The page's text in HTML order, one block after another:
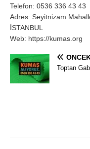
Telefon: 0536 336 43 43
Adres: Seyitnizam
İSTANBUL
Web: https://kumas.org
Toptan